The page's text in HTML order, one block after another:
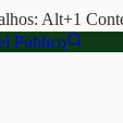
Alt+1
Público